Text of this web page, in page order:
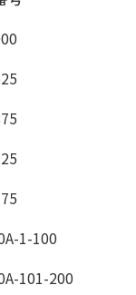
1-100
101-200